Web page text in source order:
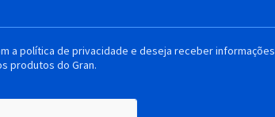
a política de privacidade e deseja receber informações
produtos do Gran.